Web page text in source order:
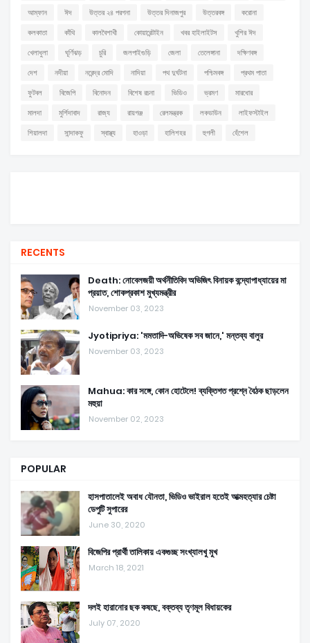
আম্ফান ঈদ উত্তর ২৪ পরগনা উত্তর দিনাজপুর উত্তরবঙ্গ
করোনা
কলকাতা
কাঁথি কালবৈশাখী কোয়ারেন্টাইন খবর হাইলাইটস
খুশির ঈদ
খেলাধুলা
ঘূর্ণিঝড় চুরি জলপাইগুড়ি জেলা তেলেঙ্গানা
দক্ষিণবঙ্গ
দেশ
নদীয়া নরেন্দ্র মোদি নাদিয়া পথ দুর্ঘটনা পশ্চিমবঙ্গ
প্রথম পাতা
ফুটবল
বিজেপি বিনোদন বিশেষ রচনা ভিডিও ভ্রমণ
মারধোর
মালদা
মুর্শিদাবাদ রাজ্য রায়গঞ্জ রেলমন্ত্রক লকডাউন
লাইফস্টাইল
শিয়ালদা
সান্দাকফু স্বাস্থ্য হাওড়া হালিশহর হুগলী হেঁশেল
RECENTS
Death: নোবেলজয়ী অর্থনীতিবিদ অভিজিৎ বিনায়ক বন্দ্যোপাধ্যায়ের মা
প্রয়াত, শোকপ্রকাশ মুখ্যমন্ত্রীর
November 03, 2023
Jyotipriya: 'মমতাদি-অভিষেক সব জানে,' মন্তব্য বালুর
November 03, 2023
Mahua: কার সঙ্গে, কোন হোটেলে! ব্যক্তিগত প্রশ্নে বৈঠক ছাড়লেন
মহুয়া
November 02, 2023
POPULAR
হাসপাতালেই অবাধ যৌনতা, ভিডিও ভাইরাল হতেই আত্মহত্যার চেষ্টা
ডেপুটি সুপারের
June 30, 2020
বিজেপির প্রার্থী তালিকায় একগুচ্ছ সংখ্যালখু মুখ
March 18, 2021
দলই হারানোর ছক কষছে, বক্তব্য তৃণমূল বিধায়কের
July 07, 2020